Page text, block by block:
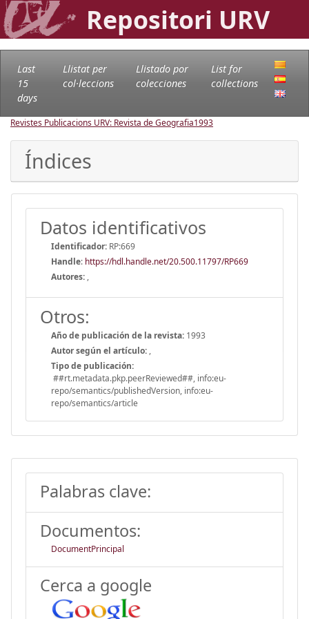
Repositori URV
Last
15
days
Llistat per
col·leccions
Llistado por
colecciones
List for
collections
Revistes Publicacions URV: Revista de Geografia1993
Índices
Datos identificativos
Identificador: RP:669
Handle: https://hdl.handle.net/20.500.11797/RP669
Autores: ,
Otros:
Año de publicación de la revista: 1993
Autor según el artículo: ,
Tipo de publicación:
##rt.metadata.pkp.peerReviewed##, info:eu-
repo/semantics/publishedVersion, info:eu-
repo/semantics/article
Palabras clave:
Documentos:
DocumentPrincipal
Cerca a google